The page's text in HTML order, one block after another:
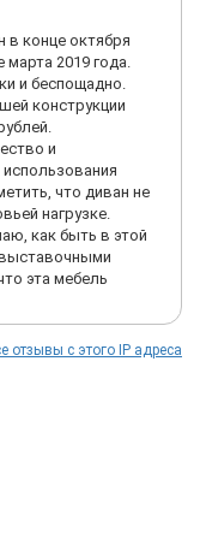
много раз
помогает. Уж на ту
покупке, наш
похож. Мы особо
поэтому мы
службой “Albert &
до них нам
уже с
нам продавали.
что произошла (!!
уже не первый
чего компания
структурой
менеджеры
выполнено НЕ
её был
структуру”.
информацией, мы
в конце октября
марта 2019 года.
и беспощадно.
конструкции
и
что диван не
нагрузке.
как быть в этой
эта мебель
отзывы с этого IP адреса